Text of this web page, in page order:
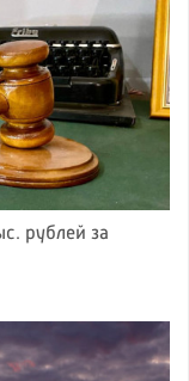
рублей за